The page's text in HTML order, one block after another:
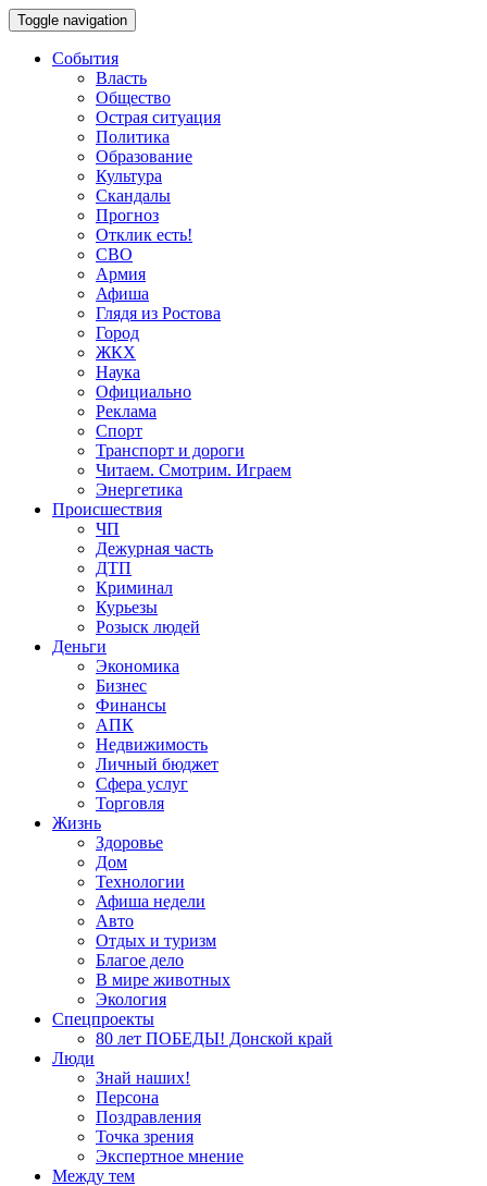
Toggle navigation
События
Власть
Общество
Острая ситуация
Политика
Образование
Культура
Скандалы
Прогноз
Отклик есть!
СВО
Армия
Афиша
Глядя из Ростова
Город
ЖКХ
Наука
Официально
Реклама
Спорт
Транспорт и дороги
Читаем. Смотрим. Играем
Энергетика
Происшествия
ЧП
Дежурная часть
ДТП
Криминал
Курьезы
Розыск людей
Деньги
Экономика
Бизнес
Финансы
АПК
Недвижимость
Личный бюджет
Сфера услуг
Торговля
Жизнь
Здоровье
Дом
Технологии
Афиша недели
Авто
Отдых и туризм
Благое дело
В мире животных
Экология
Спецпроекты
80 лет ПОБЕДЫ! Донской край
Люди
Знай наших!
Персона
Поздравления
Точка зрения
Экспертное мнение
Между тем